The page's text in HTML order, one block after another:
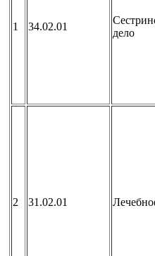
1 34.02.01
дело
2 31.02.01